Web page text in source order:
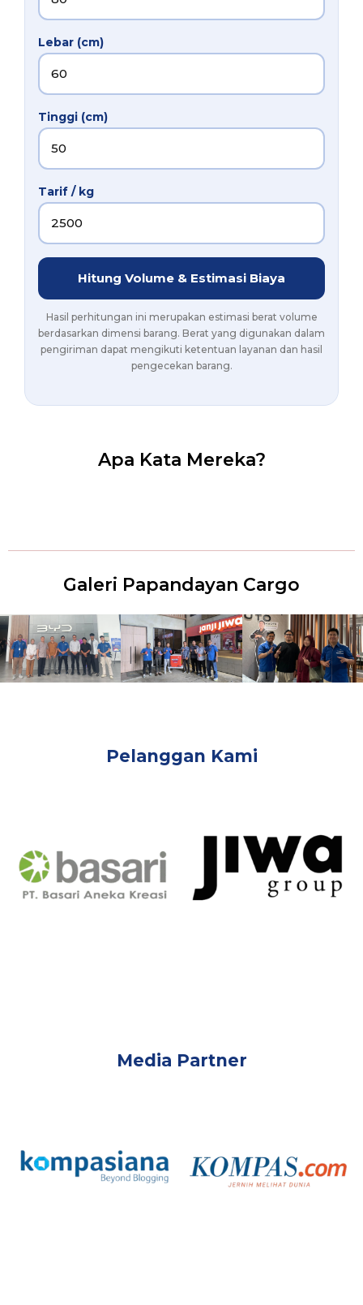
Lebar (cm)
Tinggi (cm)
Tarif / kg
Hitung Volume & Estimasi Biaya
Hasil perhitungan ini merupakan estimasi berat volume
berdasarkan dimensi barang. Berat yang digunakan dalam
pengiriman dapat mengikuti ketentuan layanan dan hasil
pengecekan barang.
Apa Kata Mereka?
Galeri Papandayan Cargo
Pelanggan Kami
Media Partner